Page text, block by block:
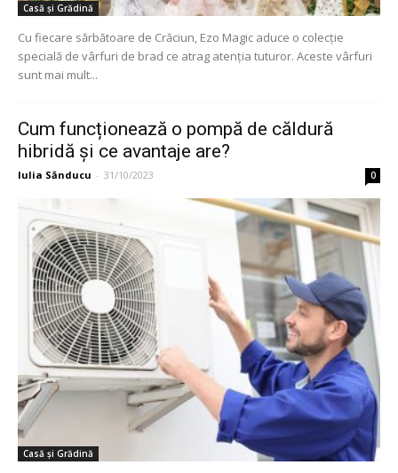
Casă și Grădină
Cu fiecare sărbătoare de Crăciun, Ezo Magic aduce o colecție
specială de vârfuri de brad ce atrag atenția tuturor. Aceste vârfuri
sunt mai mult...
Cum funcționează o pompă de căldură
hibridă și ce avantaje are?
Iulia Sănducu - 31/10/2023 0
Casă și Grădină